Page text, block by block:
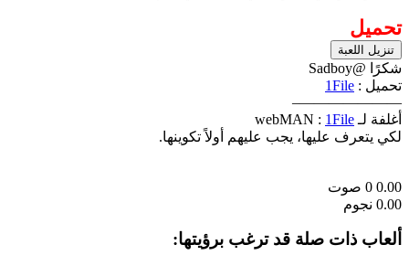
تحميل
تنزيل اللعبة
شكرًا @Sadboy
تحميل : 1File
———————–
أغلفة لـ webMAN : 1File
لكي يتعرف عليها، يجب عليهم أولاً تكوينها.
0.00
0 صوت
0.00 نجوم
ألعاب ذات صلة قد ترغب برؤيتها: